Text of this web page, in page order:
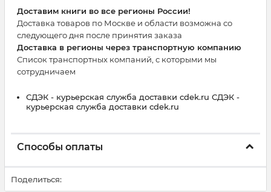
Доставим книги во все регионы России!
Доставка товаров по Москве и области возможна со
следующего дня после принятия заказа
Доставка в регионы через транспортную компанию
Список транспортных компаний, с которыми мы
сотрудничаем
СДЭК - курьерская служба доставки cdek.ru СДЭК -
курьерская служба доставки cdek.ru
Способы оплаты
Поделиться: